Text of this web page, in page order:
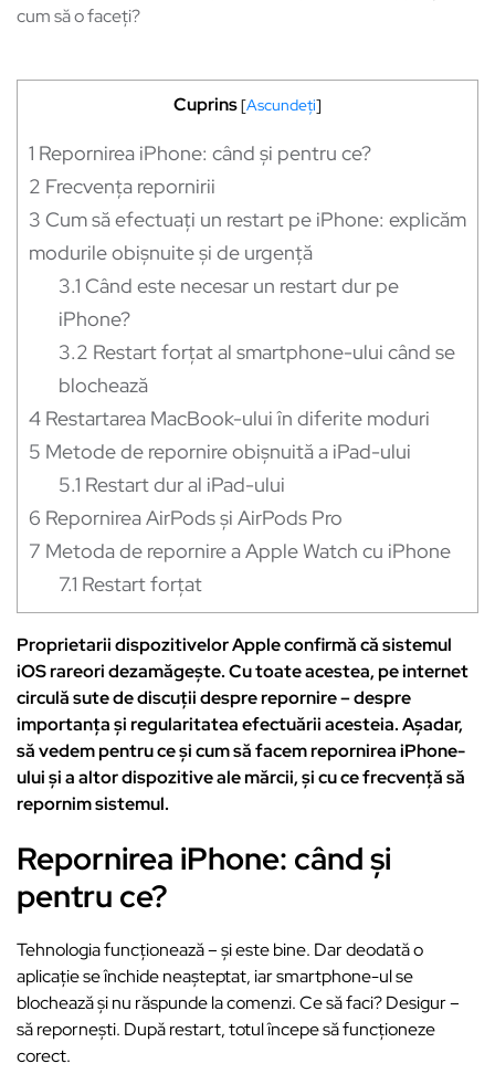
cum să o faceți?
Cuprins[Ascundeți]
1 Repornirea iPhone: când și pentru ce?
2 Frecvența repornirii
3 Cum să efectuați un restart pe iPhone: explicăm
modurile obișnuite și de urgență
3.1 Când este necesar un restart dur pe
iPhone?
3.2 Restart forțat al smartphone-ului când se
blochează
4 Restartarea MacBook-ului în diferite moduri
5 Metode de repornire obișnuită a iPad-ului
5.1 Restart dur al iPad-ului
6 Repornirea AirPods și AirPods Pro
7 Metoda de repornire a Apple Watch cu iPhone
7.1 Restart forțat
Proprietarii dispozitivelor Apple confirmă că sistemul
iOS rareori dezamăgește. Cu toate acestea, pe internet
circulă sute de discuții despre repornire – despre
importanța și regularitatea efectuării acesteia. Așadar,
să vedem pentru ce și cum să facem repornirea iPhone-
ului și a altor dispozitive ale mărcii, și cu ce frecvență să
repornim sistemul.
Repornirea iPhone: când și
pentru ce?
Tehnologia funcționează – și este bine. Dar deodată o
aplicație se închide neașteptat, iar smartphone-ul se
blochează și nu răspunde la comenzi. Ce să faci? Desigur –
să repornești. După restart, totul începe să funcționeze
corect.